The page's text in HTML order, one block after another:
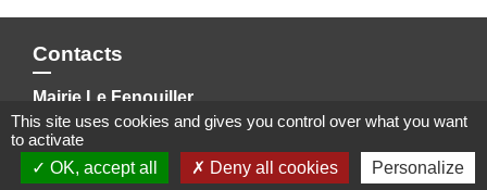
Contacts
Mairie Le Fenouiller
Rue du Centre - BP 40545
85800 Le Fenouiller - FRANCE
+33 2 51 55 09 99
This site uses cookies and gives you control over what you want
to activate
OK, accept all
Deny all cookies Personalize